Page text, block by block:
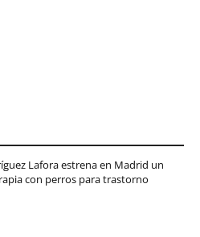
Lafora estrena en Madrid un
con perros para trastorno